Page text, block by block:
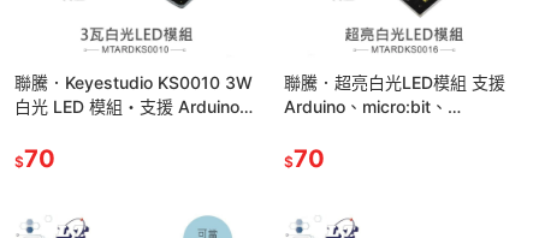
聯騰．Keyestudio KS0010 3W
白光 LED 模組・支援 Arduino
$70
聯騰．超亮白光LED模組 支援
Arduino、micro:bit、
$70